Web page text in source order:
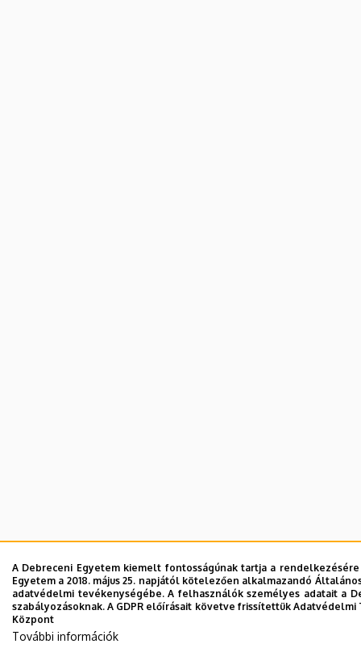
A Debreceni Egyetem kiemelt fontosságúnak tartja a
Egyetem a 2018. május 25. napjától kötelezően alkalmazandó
adatvédelmi tevékenységébe. A felhasználók személyes adatait a
szabályozásoknak. A GDPR előírásait követve frissítettük
Központ
További információk